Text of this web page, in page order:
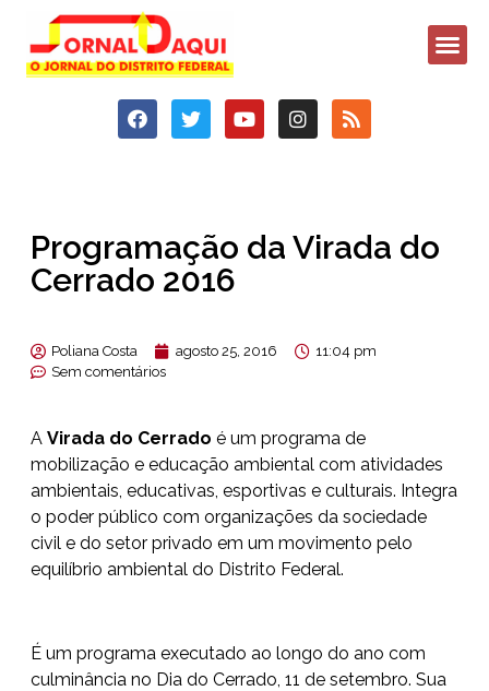
Programação da Virada do
Cerrado 2016
Poliana Costa agosto 25, 2016
11:04 pm
Sem comentários
A Virada do Cerrado é um programa de
mobilização e educação ambiental com atividades
ambientais, educativas, esportivas e culturais. Integra
o poder público com organizações da sociedade
civil e do setor privado em um movimento pelo
equilíbrio ambiental do Distrito Federal.
É um programa executado ao longo do ano com
culminância no Dia do Cerrado, 11 de setembro. Sua